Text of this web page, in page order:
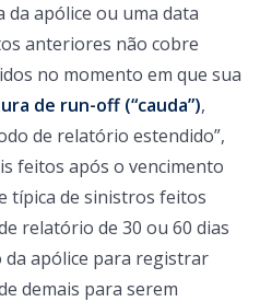
da apólice ou uma data
anteriores não cobre
no momento em que sua
de run-off (“cauda”),
de relatório estendido”,
feitos após o vencimento
típica de sinistros feitos
relatório de 30 ou 60 dias
da apólice para registrar
demais para serem